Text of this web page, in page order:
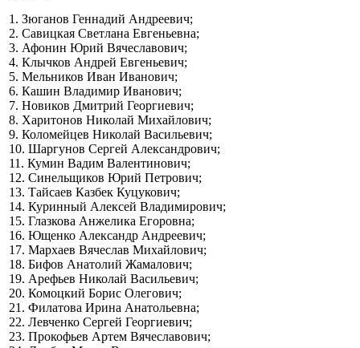
1. Зюганов Геннадий Андреевич;
2. Савицкая Светлана Евгеньевна;
3. Афонин Юрий Вячеславович;
4. Клычков Андрей Евгеньевич;
5. Мельников Иван Иванович;
6. Кашин Владимир Иванович;
7. Новиков Дмитрий Георгиевич;
8. Харитонов Николай Михайлович;
9. Коломейцев Николай Васильевич;
10. Шаргунов Сергей Александрович;
11. Кумин Вадим Валентинович;
12. Синельщиков Юрий Петрович;
13. Тайсаев Казбек Куцукович;
14. Куринный Алексей Владимирович;
15. Глазкова Анжелика Егоровна;
16. Ющенко Александр Андреевич;
17. Мархаев Вячеслав Михайлович;
18. Бифов Анатолий Жамалович;
19. Арефьев Николай Васильевич;
20. Комоцкий Борис Олегович;
21. Филатова Ирина Анатольевна;
22. Левченко Сергей Георгиевич;
23. Прокофьев Артем Вячеславович;